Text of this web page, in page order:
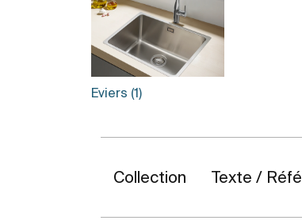
Eviers (1)
Collection Texte /